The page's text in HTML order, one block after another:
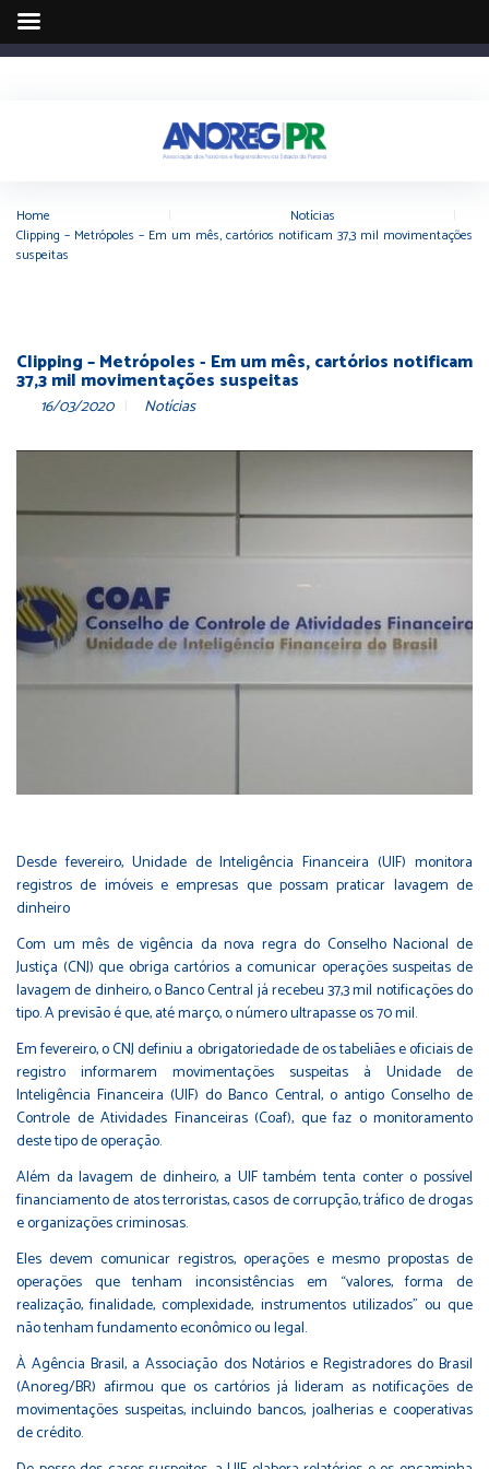
Home Notícias
Clipping – Metrópoles – Em um mês, cartórios notificam 37,3 mil movimentações
suspeitas
Clipping – Metrópoles - Em um mês, cartórios notificam
37,3 mil movimentações suspeitas
16/03/2020 Notícias
Desde fevereiro, Unidade de Inteligência Financeira (UIF) monitora
registros de imóveis e empresas que possam praticar lavagem de
dinheiro
Com um mês de vigência da nova regra do Conselho Nacional de
Justiça (CNJ) que obriga cartórios a comunicar operações suspeitas de
lavagem de dinheiro, o Banco Central já recebeu 37,3 mil notificações do
tipo. A previsão é que, até março, o número ultrapasse os 70 mil.
Em fevereiro, o CNJ definiu a obrigatoriedade de os tabeliães e oficiais de
registro informarem movimentações suspeitas à Unidade de
Inteligência Financeira (UIF) doBanco Central, o antigo Conselho de
Controle de Atividades Financeiras (Coaf), que faz o monitoramento
deste tipo de operação.
Além da lavagem de dinheiro, a UIFtambém tenta conter o possível
financiamento de atos terroristas, casos de corrupção, tráfico de drogas
e organizações criminosas.
Eles devem comunicar registros, operações e mesmo propostas de
operações que tenham inconsistências em “valores, forma de
realização, finalidade, complexidade, instrumentos utilizados” ou que
não tenham fundamento econômico ou legal.
ÀAgência Brasil, a Associação dos Notários e Registradores do Brasil
(Anoreg/BR) afirmou que oscartórios já lideram as notificações de
movimentações suspeitas, incluindo bancos, joalherias e cooperativas
de crédito.